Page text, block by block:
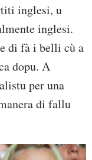
inglesi, u
inglesi.
di fà i belli cù a
dopu. A
per una
di fallu